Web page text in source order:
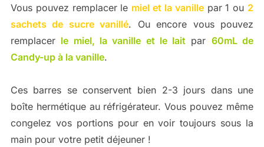
Vous pouvez remplacer le miel et la vanillepar 1 ou 2
sachets de sucre vanillé. Ou encore vous pouvez
remplacer le miel, la vanille et le lait par 60mL de
Candy-up à la vanille.
Ces barres se conservent bien 2-3 jours dans une
boîte hermétique au réfrigérateur. Vous pouvez même
congelez vos portions pour en voir toujours sous la
main pour votre petit déjeuner !